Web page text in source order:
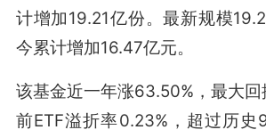
计增加19.21亿份。最新规模
今累计增加16.47亿元。
该基金近一年涨63.50%，最大回
前ETF溢折率0.23%，超过历史